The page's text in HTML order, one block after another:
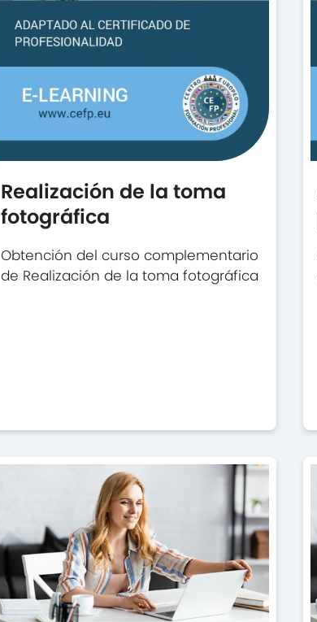
Realización de la toma
fotográfica
Obtención del curso complementario
de Realización de la toma fotográfica